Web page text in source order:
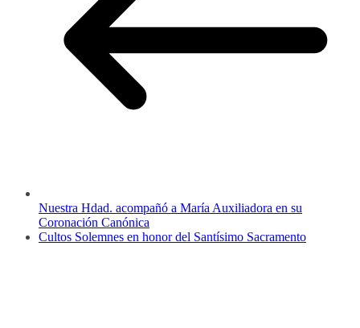
Nuestra Hdad. acompañó a María Auxiliadora en su
Coronación Canónica
Cultos Solemnes en honor del Santísimo Sacramento